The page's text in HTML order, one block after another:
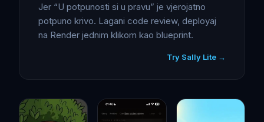
Jer “U potpunosti si u pravu” je vjerojatno
potpuno krivo. Lagani code review, deployaj
na Render jednim klikom kao blueprint.
Try Sally Lite →